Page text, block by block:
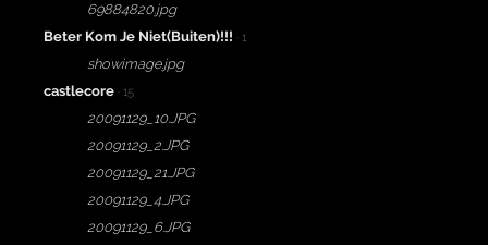
69884820.jpg
Beter Kom Je Niet(Buiten)!!!
· 1
showimage.jpg
castlecore
· 15
20091129_10.JPG
20091129_2.JPG
20091129_21.JPG
20091129_4.JPG
20091129_6.JPG